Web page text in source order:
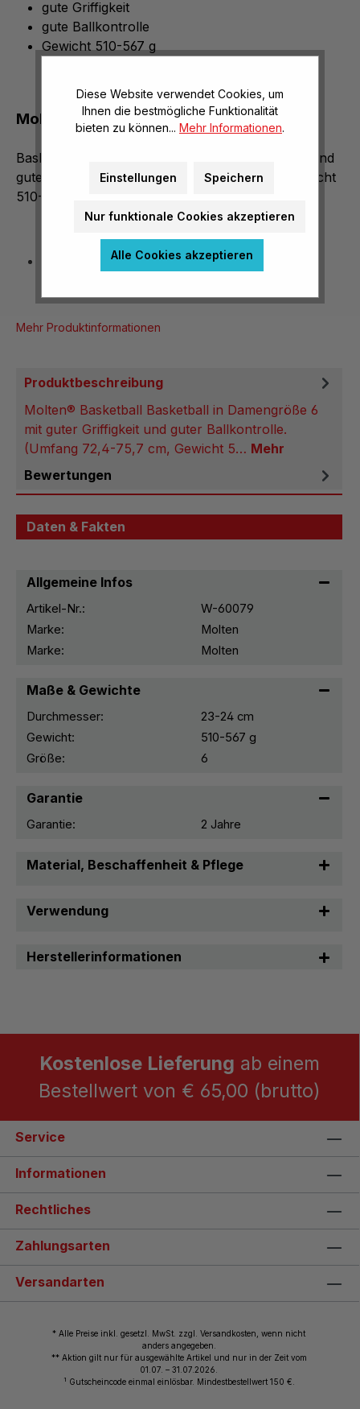
gute Griffigkeit
gute Ballkontrolle
Gewicht 510-567 g
Molten® Basketball
Basketball in Damengröße 6 mit guter Griffigkeit und
guter Ballkontrolle. (Umfang 72,4-75,7 cm, Gewicht
510-567 g)
Mehr Produktinformationen
Produktbeschreibung
Molten® Basketball Basketball in Damengröße 6
mit guter Griffigkeit und guter Ballkontrolle.
(Umfang 72,4-75,7 cm, Gewicht 5… Mehr
Bewertungen
Daten & Fakten
Allgemeine Infos
Artikel-Nr.:
W-60079
Marke:
Molten
Marke:
Molten
Maße & Gewichte
Durchmesser:
23-24 cm
Gewicht:
510-567 g
Größe:
6
Garantie
Garantie: 2 Jahre
Material, Beschaffenheit & Pflege
Verwendung
Herstellerinformationen
Kostenlose Lieferung ab einem
Bestellwert von € 65,00 (brutto)
Service
Informationen
Rechtliches
Zahlungsarten
Versandarten
* Alle Preise inkl. gesetzl. MwSt. zzgl. Versandkosten, wenn nicht
anders angegeben.
** Aktion gilt nur für ausgewählte Artikel und nur in der Zeit vom
01.07. – 31.07.2026.
1 Gutscheincode einmal einlösbar. Mindestbestellwert 150 €.
Diese Website verwendet Cookies, um
Ihnen die bestmögliche Funktionalität
bieten zu können... Mehr Informationen.
Einstellungen Speichern
Nur funktionale Cookies akzeptieren
Alle Cookies akzeptieren